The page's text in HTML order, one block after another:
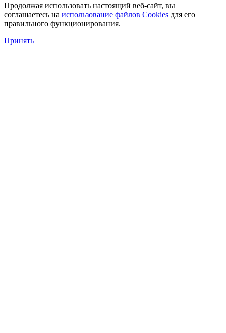
Продолжая использовать настоящий веб-сайт, вы
соглашаетесь на использование файлов Cookies для его
правильного функционирования.
Принять